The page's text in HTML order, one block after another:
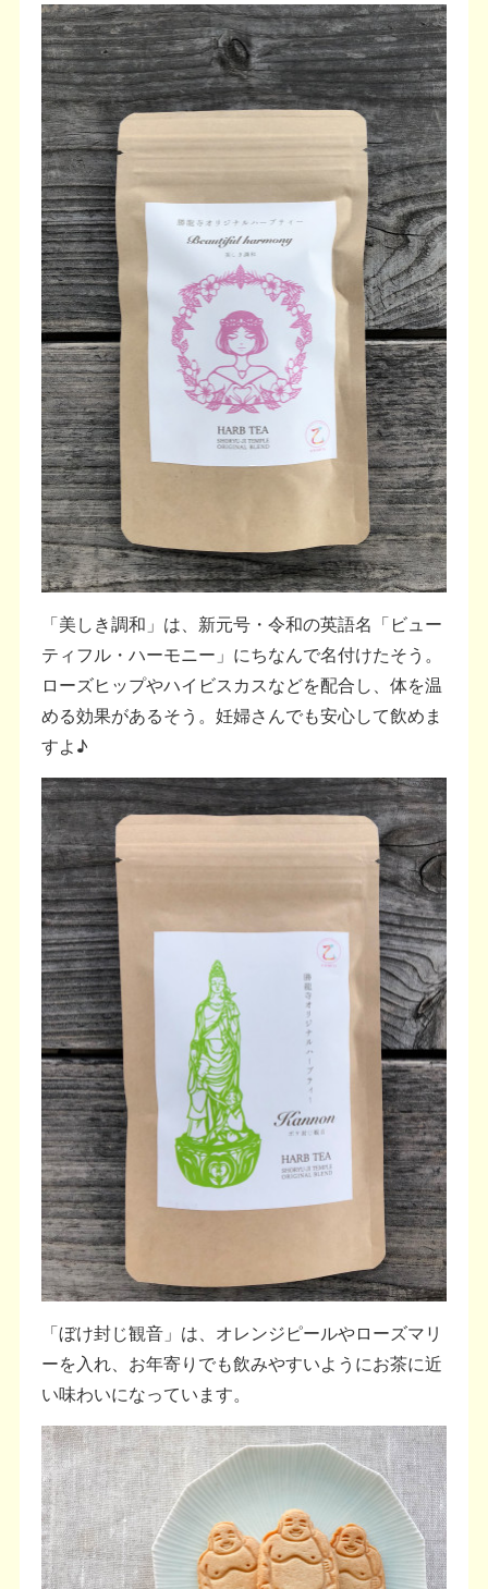
「美しき調和」は、新元号・令和の英語名「ビュー
ティフル・ハーモニー」にちなんで名付けたそう。
ローズヒップやハイビスカスなどを配合し、体を温
める効果があるそう。妊婦さんでも安心して飲めま
すよ♪
「ぼけ封じ観音」は、オレンジピールやローズマリ
ーを入れ、お年寄りでも飲みやすいようにお茶に近
い味わいになっています。